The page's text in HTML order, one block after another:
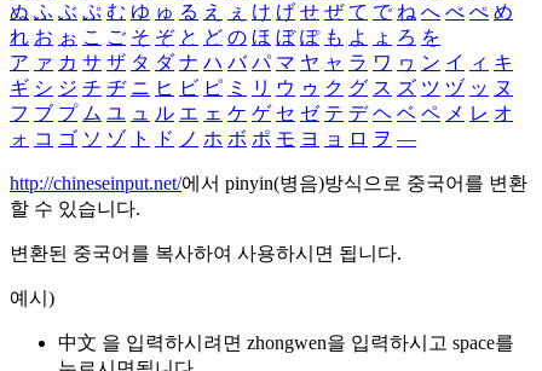
ぬ ふ ぶ ぷ む ゆ ゅ る え ぇ け げ せ ぜ て で ね へ べ ぺ め
れ お ぉ こ ご そ ぞ と ど の ほ ぼ ぽ も よ ょ ろ を
ア ァ カ サ ザ タ ダ ナ ハ バ パ マ ヤ ャ ラ ワ ヮ ン イ ィ キ
ギ シ ジ チ ヂ ニ ヒ ビ ピ ミ リ ウ ゥ ク グ ス ズ ツ ヅ ッ ヌ
フ ブ プ ム ユ ュ ル エ ェ ケ ゲ セ ゼ テ デ ヘ ベ ペ メ レ オ
ォ コ ゴ ソ ゾ ト ド ノ ホ ボ ポ モ ヨ ョ ロ ヲ ―
http://chineseinput.net/에서 pinyin(병음)방식으로 중국어를 변환
할 수 있습니다.
변환된 중국어를 복사하여 사용하시면 됩니다.
예시)
中文 을 입력하시려면 zhongwen을 입력하시고 space를